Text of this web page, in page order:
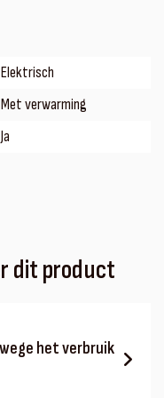
Elektrisch
Met verwarming
Ja
dit product
het verbruik